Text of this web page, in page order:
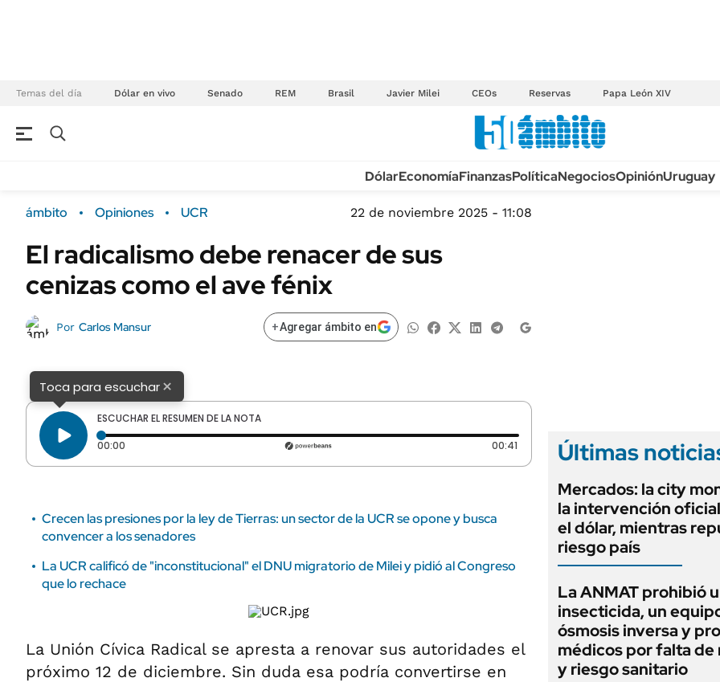
Temas del día Dólar en vivo Senado REM Brasil Javier Milei CEOs Reservas Papa León XIV
Campo
FINANZAS
Mercados
MEDIAKIT AMBITO DEBATE
Sustentabilidad
POLÍTICA
URUGUAY
TECNOLOGÍA
MÉXICO
MUNDO
AUTOS
DólarEconomíaFinanzasPolíticaNegociosOpiniónUruguay
ámbito Opiniones UCR 22 de noviembre 2025 - 11:08
El radicalismo debe renacer de sus
cenizas como el ave fénix
Por Carlos Mansur +Agregar ámbito en
Toca para escuchar×
ESCUCHAR EL RESUMEN DE LA NOTA
00:00 Tiempo transcurrido: 0 segundos 00:41 Duración: 41 segundos
Crecen las presiones por la ley de Tierras: un sector de la UCR se opone y busca
convencer a los senadores
La UCR calificó de "inconstitucional" el DNU migratorio de Milei y pidió al Congreso
que lo rechace
La Unión Cívica Radical se apresta a renovar sus autoridades el
próximo 12 de diciembre. Sin duda esa podría convertirse en
Últimas
Mercados: la city
la intervención
el dólar, mientras
riesgo país
La ANMAT prohibió
insecticida, un
ósmosis inversa y
médicos por falta
y riesgo sanitario